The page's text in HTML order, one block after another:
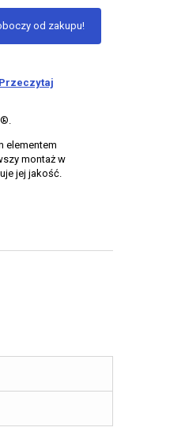
od zakupu!
®.
elementem
montaż w
jej jakość.